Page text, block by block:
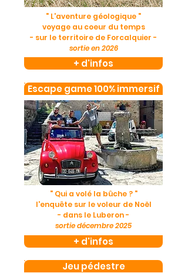
" L'aventure géologique "
voyage au coeur du temps
- sur le territoire de Forcalquier -
sortie en 2026
+ d'infos
Escape game 100% immersif
" Qui a volé la bûche ? "
l'enquête sur le voleur de Noël
- dans le Luberon -
sortie décembre 2025
+ d'infos
Jeu pédestre